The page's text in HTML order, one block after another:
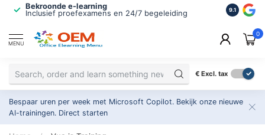
Bekroonde e-learning
Inclusief proefexamens en 24/7 begeleiding
ISO
2.500+
9.1
MENU
0
€ Excl. tax
Bespaar uren per week met Microsoft Copilot. Bekijk onze nieuwe
AI-trainingen. Direct starten